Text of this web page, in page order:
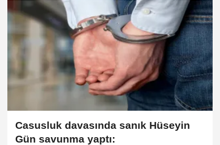
Casusluk davasında sanık Hüseyin
Gün savunma yaptı: